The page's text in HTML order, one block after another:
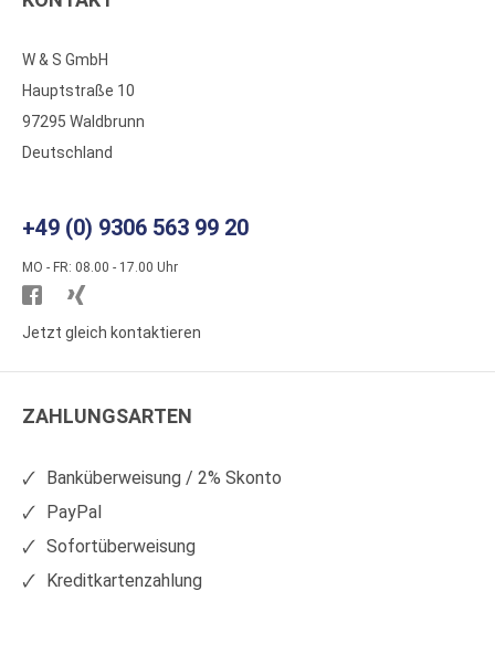
W & S GmbH
Hauptstraße 10
97295 Waldbrunn
Deutschland
+49 (0) 9306 563 99 20
MO - FR: 08.00 - 17.00 Uhr
Besuchen
Sie
auf
Sie
auf
Jetzt gleich kontaktieren
ZAHLUNGSARTEN
Banküberweisung / 2% Skonto
PayPal
Sofortüberweisung
Kreditkartenzahlung